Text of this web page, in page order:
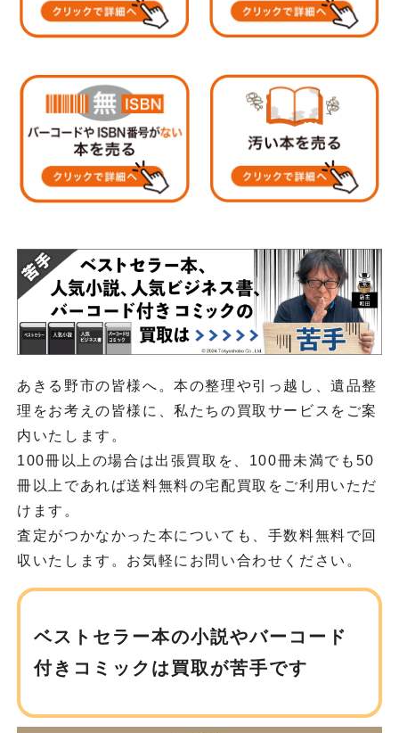
あきる野市の皆様へ。本の整理や引っ越し、遺品整
理をお考えの皆様に、私たちの買取サービスをご案
内いたします。
100冊以上の場合は出張買取を、100冊未満でも50
冊以上であれば送料無料の宅配買取をご利用いただ
けます。
査定がつかなかった本についても、手数料無料で回
収いたします。お気軽にお問い合わせください。
ベストセラー本の小説やバーコード
付きコミックは買取が苦手です